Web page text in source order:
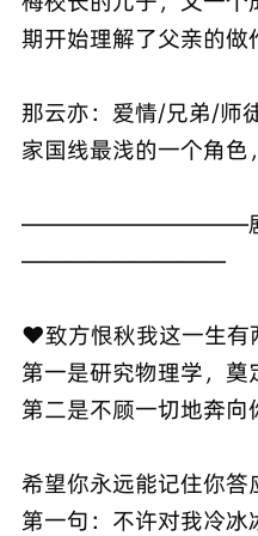
期开始理解了父亲的做
那云亦：爱情/兄弟/师
家国线最浅的一个角色
——————————剧
—————————
❤️致方恨秋我这一生有
第一是研究物理学，奠
第二是不顾一切地奔向
希望你永远能记住你答
第一句：不许对我冷